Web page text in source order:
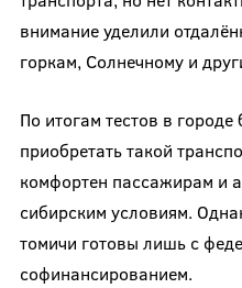
внимание уделили
горкам, Солнечному и
По итогам тестов в городе
приобретать такой
комфортен пассажирам и
сибирским условиям.
томичи готовы лишь с
софинансированием.